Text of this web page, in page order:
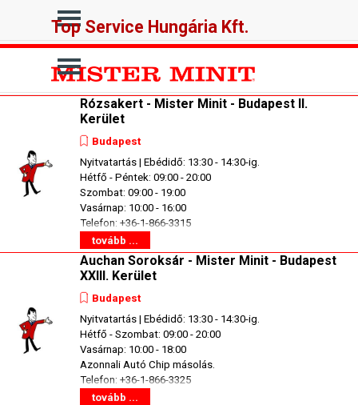
Ugrás a menüre
Top Service Hungária Kft.
Ugrás a menüre
Rózsakert - Mister Minit - Budapest II.
Kerület
Budapest
Nyitvatartás | Ebédidő: 13:30 - 14:30-ig.
Hétfő - Péntek: 09:00 - 20:00
Szombat: 09:00 - 19:00
Vasárnap: 10:00 - 16:00
Telefon: +36-1-866-3315
tovább ...
Auchan Soroksár - Mister Minit - Budapest
XXIII. Kerület
Budapest
Nyitvatartás | Ebédidő: 13:30 - 14:30-ig.
Hétfő - Szombat: 09:00 - 20:00
Vasárnap: 10:00 - 18:00
Azonnali Autó Chip másolás.
Telefon: +36-1-866-3325
tovább ...